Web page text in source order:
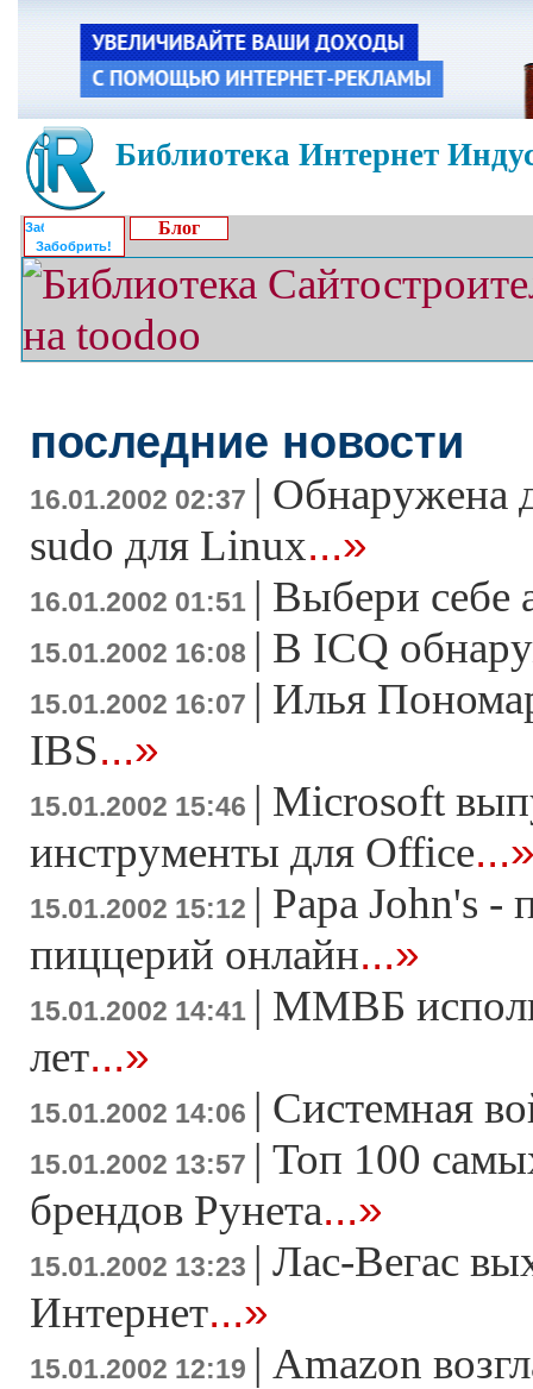
Библиотека Интернет
Забобрить!
Блог
последние новости
16.01.2002 02:37 | Обнаружена
sudo для Linux...»
16.01.2002 01:51 | Выбери себе
15.01.2002 16:08 | В ICQ
15.01.2002 16:07 | Илья
IBS...»
15.01.2002 15:46 | Microsoft
инструменты для Office
15.01.2002 15:12 | Papa John's -
пиццерий онлайн...»
15.01.2002 14:41 | ММВБ
лет...»
15.01.2002 14:06 | Системная
15.01.2002 13:57 | Топ 100
брендов Рунета...»
15.01.2002 13:23 | Лас-Вегас
Интернет...»
15.01.2002 12:19 | Amazon